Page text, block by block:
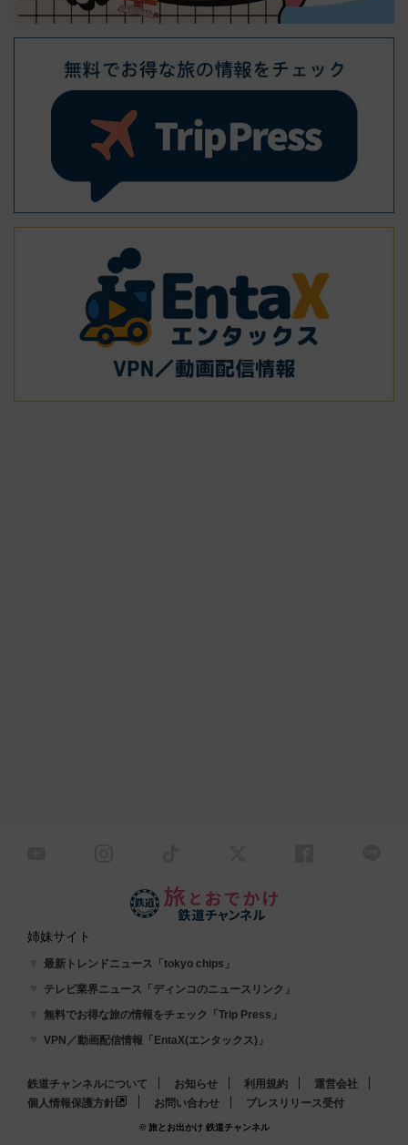
姉妹サイト
最新トレンドニュース「tokyo chips」
テレビ業界ニュース「ディンコのニュースリンク」
無料でお得な旅の情報をチェック「Trip Press」
VPN／動画配信情報「EntaX(エンタックス)」
鉄道チャンネルについて お知らせ 利用規約
運営会社
個人情報保護方針
お問い合わせ プレスリリース受付
© 旅とお出かけ 鉄道チャンネル